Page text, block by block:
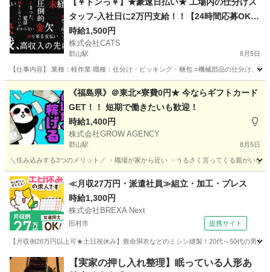
タッフ-入社日に2万円支給！！【24時間応募OK】
-郡山
時給1,500円
株式会社CATS
郡山駅 8月5日
【仕事内容】 業種：軽作業 職種：仕分け・ピッキング・梱包 ○機械部品の仕分け、
郡山駅 工場 スタッフ
《福島県》＠東北×寮費0円★ 今ならギフトカード
GET！！ 短期で働きたいも歓迎！
時給1,400円
株式会社GROW AGENCY
郡山駅 8月5日
＼住み込みする3つのメリット／ ・職場が家から近い ・うるさく言ってくる親がい
福島 郡山市 郡山駅 工場 時給
≪月収27万円・派遣社員≫組立・加工・プレス
時給1,300円
株式会社BREXA Next
田村市 提携サイト
【月収例26万円以上可★土日祝休み】救命胴衣などのミシン縫製！20代～50代の男
福島 田村市 その他
【実家の押し入れ整理】眠っている人形あ